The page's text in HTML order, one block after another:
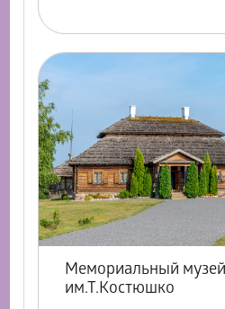
Мемориальный
им.Т.Костюшко